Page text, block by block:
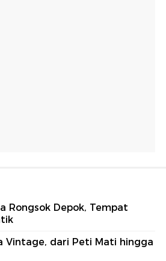
Rongsok Depok, Tempat
Vintage, dari Peti Mati hingga